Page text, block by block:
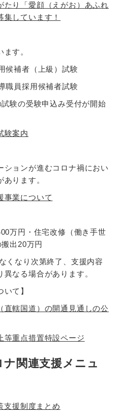
たり「愛顔（えがお）あふれ
しています！
す。
候補者（上級）試験
職員採用候補者試験
験の受験申込み受付が開始
験案内
ションが進むコロナ禍におい
ります。
事業について
万円・住宅改修（働き手世
出20万円
くなり次第終了、支援内容
なる場合があります。
いて】
直轄国道）の開通見通しの公
等重点措置特設ページ
関連支援メニュ
支援制度まとめ